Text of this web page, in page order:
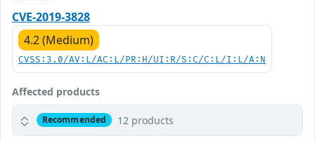
CVE-2019-3828
4.2 (Medium)
CVSS:3.0/AV:L/AC:L/PR:H/UI:R/S:C/C:L/I:L/A:N
Affected products
Recommended 12 products